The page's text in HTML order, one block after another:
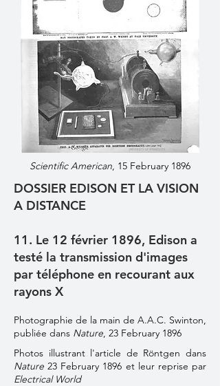
Scientific American, 15 February 1896
DOSSIER EDISON ET LA VISION
A DISTANCE
11. Le 12 février 1896, Edison a
testé la transmission d'images
par téléphone en recourant aux
rayons X
Photographie de la main de A.A.C. Swinton,
publiée dans Nature, 23 February 1896
Photos illustrant l'article de Röntgen dans
Nature 23 February 1896 et leur reprise par
Electrical World